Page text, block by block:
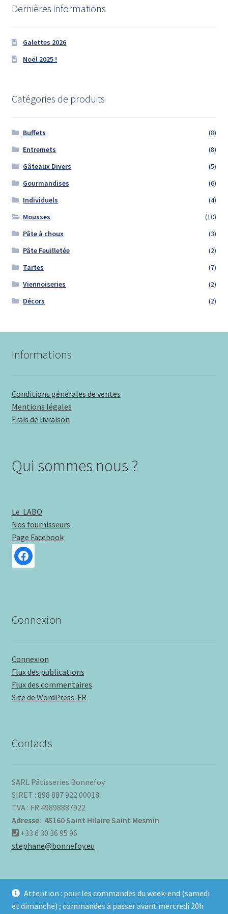
Attention : pour les commandes du week-end (samedi
et dimanche) ; commandes à passer avant mercredi 20h
Dernières informations
Galettes 2026
Noël 2025 !
Catégories de produits
Buffets
(8)
Entremets
(8)
Gâteaux Divers
(5)
Gourmandises
(6)
Individuels
(4)
Mousses
(10)
Pâte à choux
(3)
Pâte Feuilletée
(2)
Tartes
(7)
Viennoiseries
(2)
Décors
(2)
Informations
Conditions générales de ventes
Mentions légales
Frais de livraison
Qui sommes nous ?
Le LABO
Nos fournisseurs
Page Facebook
Connexion
Connexion
Flux des publications
Flux des commentaires
Site de WordPress-FR
Contacts
SARL Pâtisseries Bonnefoy
SIRET : 898 887 922 00018
TVA : FR 49898887922
Adresse: 45160 Saint Hilaire Saint Mesmin
+33 6 30 36 95 96
stephane@bonnefoy.eu
© Pâtisseries Bonnefoy 2026